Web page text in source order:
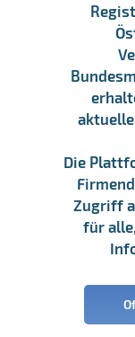
Die
Zugriff
für